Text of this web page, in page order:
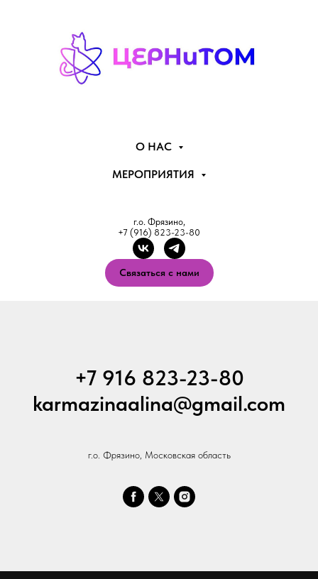
О НАС
МЕРОПРИЯТИЯ
г.о. Фрязино,
+7 (916) 823-23-80
Связаться с нами
+7 916 823-23-80
karmazinaalina@gmail.com
г.о. Фрязино, Московская область